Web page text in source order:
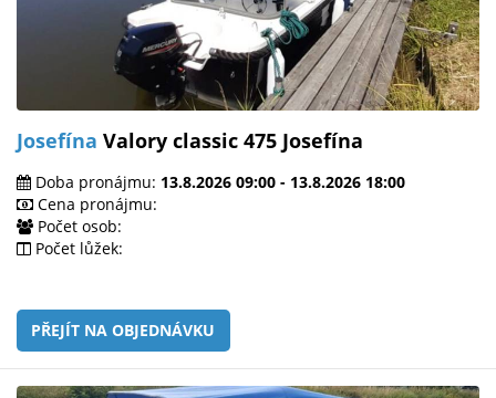
Josefína Valory classic 475 Josefína
Doba pronájmu: 13.8.2026 09:00 - 13.8.2026 18:00
Cena pronájmu:
Počet osob:
Počet lůžek:
PŘEJÍT NA OBJEDNÁVKU